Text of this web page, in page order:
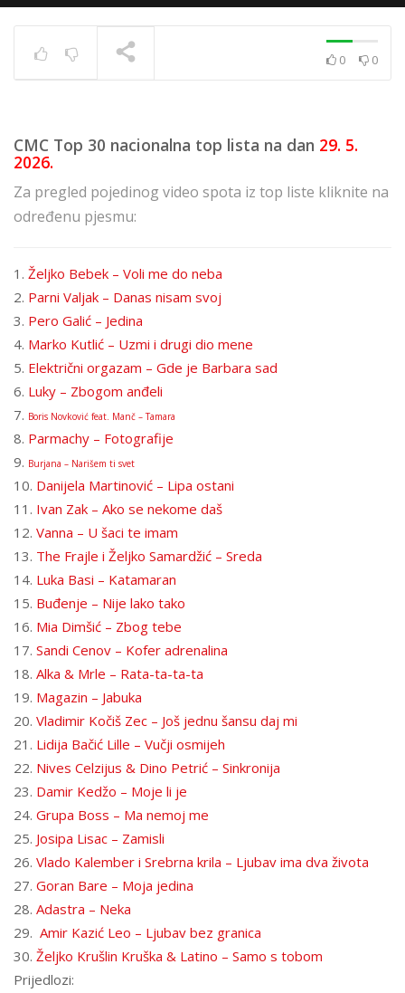
0 0
CMC Top 30 nacionalna top lista na dan 29. 5.
2026.
Za pregled pojedinog video spota iz top liste kliknite na
određenu pjesmu:
1. Željko Bebek – Voli me do neba
2. Parni Valjak – Danas nisam svoj
3. Pero Galić – Jedina
4. Marko Kutlić – Uzmi i drugi dio mene
5. Električni orgazam – Gde je Barbara sad
6. Luky – Zbogom anđeli
7. Boris Novković feat. Manč – Tamara
8. Parmachy – Fotografije
9. Burjana – Narišem ti svet
10. Danijela Martinović – Lipa ostani
11. Ivan Zak – Ako se nekome daš
12. Vanna – U šaci te imam
13. The Frajle i Željko Samardžić – Sreda
14. Luka Basi – Katamaran
15. Buđenje – Nije lako tako
16. Mia Dimšić – Zbog tebe
17. Sandi Cenov – Kofer adrenalina
18. Alka & Mrle – Rata-ta-ta-ta
19. Magazin – Jabuka
20. Vladimir Kočiš Zec – Još jednu šansu daj mi
21. Lidija Bačić Lille – Vučji osmijeh
22. Nives Celzijus & Dino Petrić – Sinkronija
23. Damir Kedžo – Moje li je
24. Grupa Boss – Ma nemoj me
25. Josipa Lisac – Zamisli
26. Vlado Kalember i Srebrna krila – Ljubav ima dva života
27. Goran Bare – Moja jedina
28. Adastra – Neka
29. Amir Kazić Leo – Ljubav bez granica
30. Željko Krušlin Kruška & Latino – Samo s tobom
Prijedlozi: